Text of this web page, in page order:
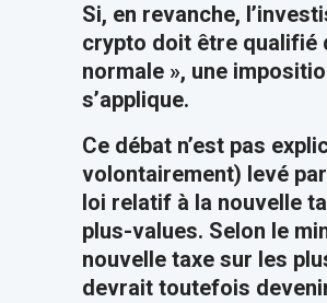
Si, en revanche,
crypto doit être qualifié
normale », une
s’applique.
Ce débat n’est pas
volontairement) levé
loi relatif à la nouvelle
plus-values. Selon le
nouvelle taxe sur les
devrait toutefois